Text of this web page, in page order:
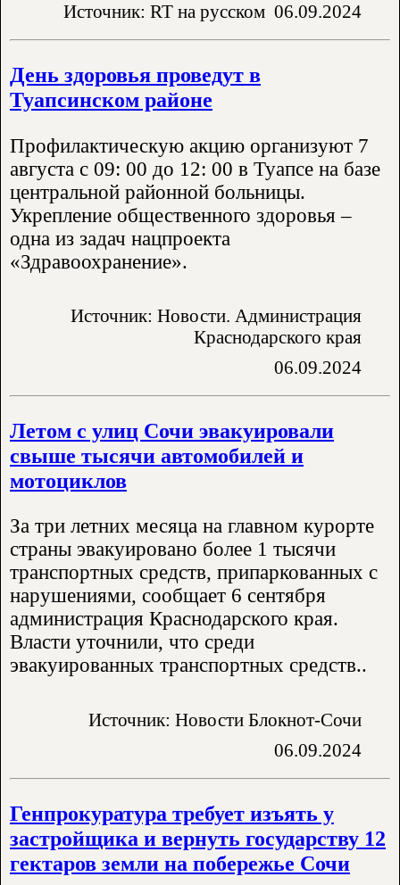
Источник: RT на русском 06.09.2024
День здоровья проведут в
Туапсинском районе
Профилактическую акцию организуют 7
августа с 09: 00 до 12: 00 в Туапсе на базе
центральной районной больницы.
Укрепление общественного здоровья –
одна из задач нацпроекта
«Здравоохранение».
Источник: Новости. Администрация
Краснодарского края
06.09.2024
Летом с улиц Сочи эвакуировали
свыше тысячи автомобилей и
мотоциклов
За три летних месяца на главном курорте
страны эвакуировано более 1 тысячи
транспортных средств, припаркованных с
нарушениями, сообщает 6 сентября
администрация Краснодарского края.
Власти уточнили, что среди
эвакуированных транспортных средств..
Источник: Новости Блокнот-Сочи
06.09.2024
Генпрокуратура требует изъять у
застройщика и вернуть государству 12
гектаров земли на побережье Сочи